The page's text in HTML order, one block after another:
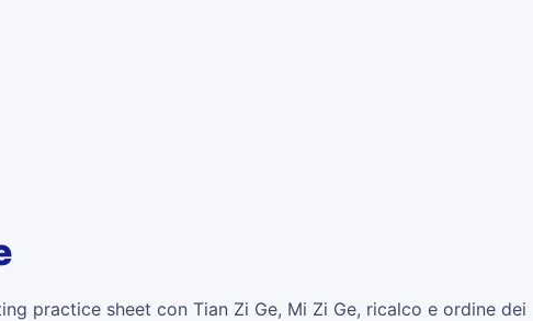
practice sheet con Tian Zi Ge, Mi Zi Ge, ricalco e ordine dei